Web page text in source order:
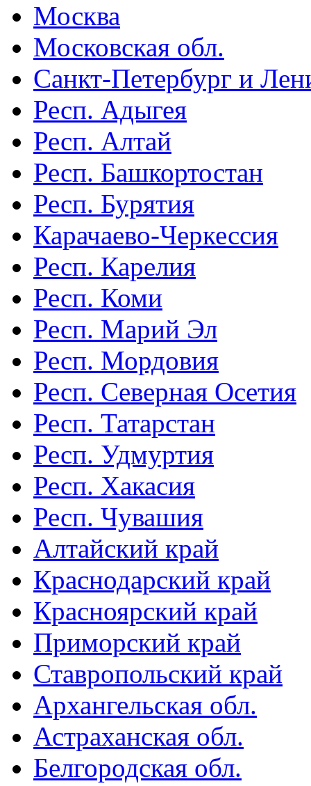
Москва
Московская обл.
Санкт-Петербург и
Респ. Адыгея
Респ. Алтай
Респ. Башкортостан
Респ. Бурятия
Карачаево-Черкессия
Респ. Карелия
Респ. Коми
Респ. Марий Эл
Респ. Мордовия
Респ. Северная Осетия
Респ. Татарстан
Респ. Удмуртия
Респ. Хакасия
Респ. Чувашия
Алтайский край
Краснодарский край
Красноярский край
Приморский край
Ставропольский край
Архангельская обл.
Астраханская обл.
Белгородская обл.